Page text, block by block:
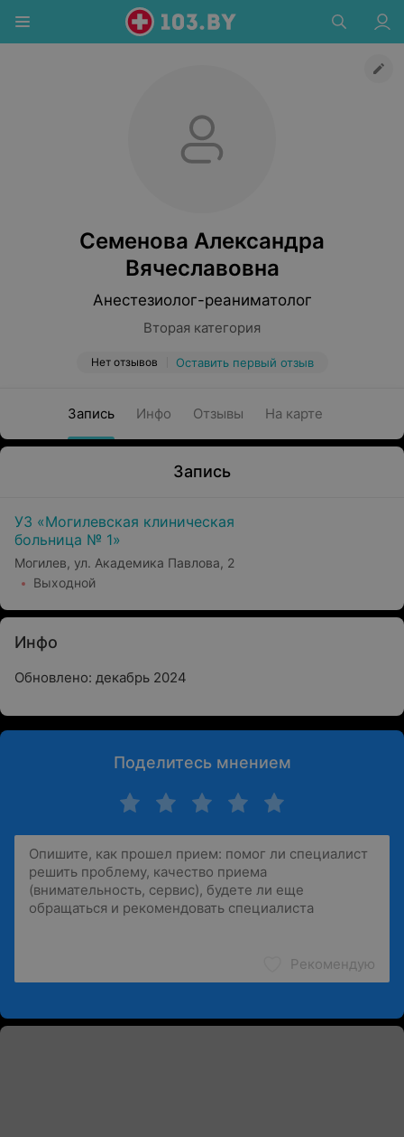
Семенова Александра
Вячеславовна
Анестезиолог-реаниматолог
Вторая категория
Нет отзывов Оставить первый отзыв
Запись Инфо Отзывы На карте
Запись
УЗ «Могилевская клиническая
больница № 1»
Могилев, ул. Академика Павлова, 2
Выходной
Инфо
Обновлено: декабрь 2024
Поделитесь мнением
Рекомендую